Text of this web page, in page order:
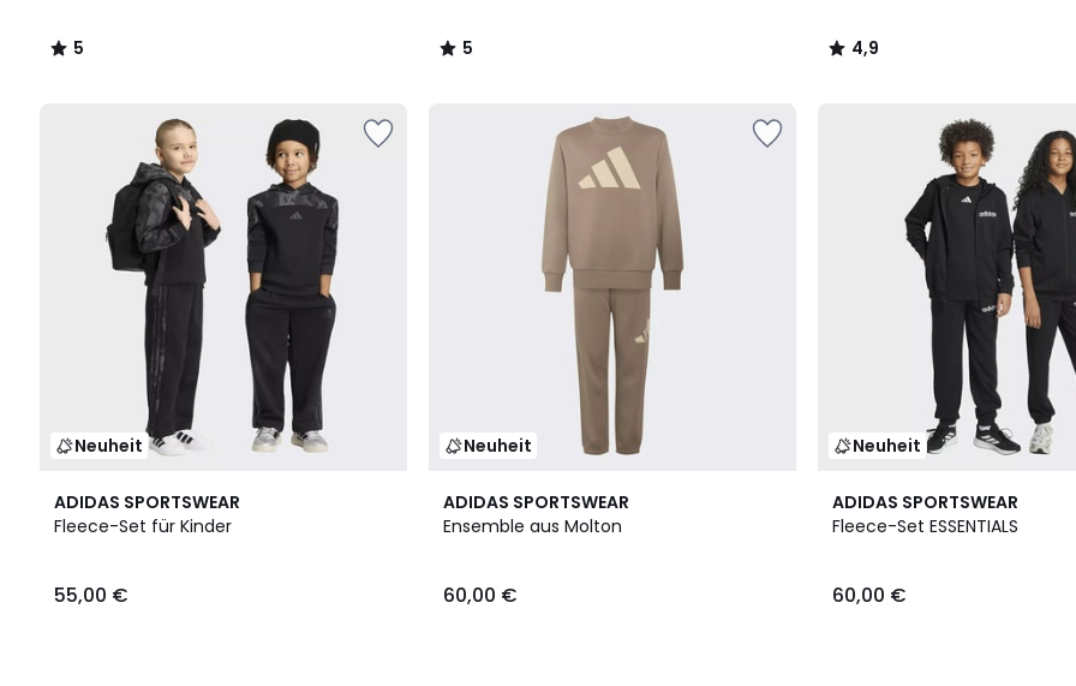
5
/
5
/
4,9
/
Neuheit
ADIDAS SPORTSWEAR
Fleece-Set für Kinder
55,00 €
Neuheit
ADIDAS SPORTSWEAR
Ensemble aus Molton
60,00 €
Neuheit
ADIDAS SPORTSWEAR
Fleece-Set ESSENTIALS
60,00 €